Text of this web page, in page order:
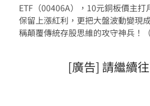
ETF（00406A），10元銅板價主
保留上漲紅利，更把大盤波動變現
稱顛覆傳統存股思維的攻守神兵！
[廣告] 請繼續